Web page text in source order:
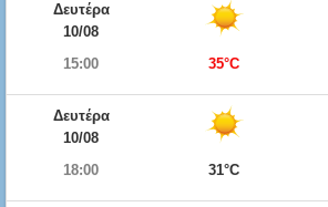
Δευτέρα
10/08
15:00
35°C
Δευτέρα
10/08
18:00
31°C